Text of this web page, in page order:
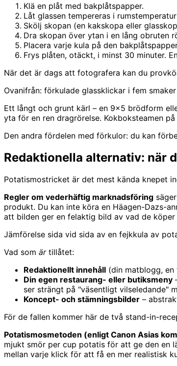
Klä en plåt med bakplåtspapper.
Låt glassen tempereras i
Skölj skopan (en kakskopa eller
Dra skopan över ytan i en lång obruten
Placera varje kula på den
Frys plåten, otäckt, i minst 30 minuter.
När det är dags att fotografera kan du
Ovanifrån: förkulade glassklickar i fem
Ett långt och grunt kärl – en 9x5 brödform
yta för en ren dragrörelse. Kokboksteamen
Den andra fördelen med förkulor: du kan
Redaktionella alternativ: när
Potatismostricket är det mest kända knepet
Regler om vederhäftig marknadsföring
produkt. Du kan inte köra en Häagen-Dazs-
att bilden ger en felaktig bild av vad de
Jämförelse sida vid sida av en fejkkula av
Vad som ärtillåtet:
Redaktionellt innehåll (din matblogg,
Din egen restaurang- eller butiksmeny
ser strängt på "väsentligt vilseledande"
Koncept- och stämningsbilder –
För de fallen kommer här de två stand-in-
Potatismosmetoden (enligt Canon Asias
mjukt smör per cup potatis för att ge den en
mellan varje klick för att få en mer realistisk